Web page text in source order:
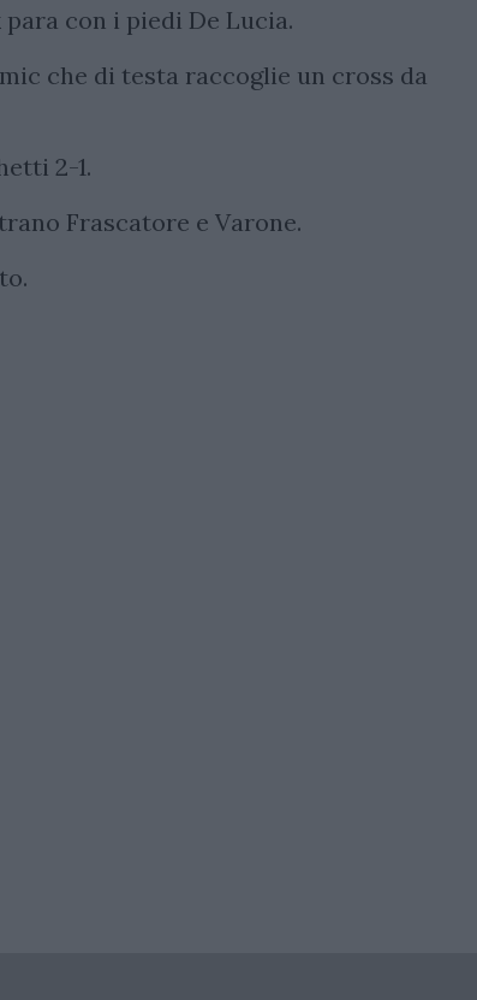
con i piedi De Lucia.
che di testa raccoglie un cross da
2-1.
Frascatore e Varone.